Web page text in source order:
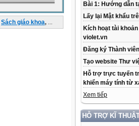
Bài 1: Hướng dẫn
Lấy lại Mật khẩu
Kích hoạt tài
violet.vn
Đăng ký Thành
Tạo website Thư
Hỗ trợ trực tuyến
khiển máy tính từ
Xem tiếp
HỖ TRỢ KĨ
Sách giáo khoa, ...